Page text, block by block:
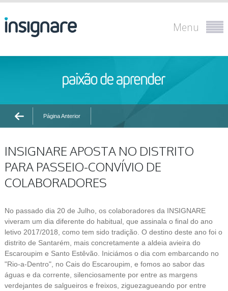
Menu
Página Anterior
INSIGNARE APOSTA NO DISTRITO
PARA PASSEIO-CONVÍVIO DE
COLABORADORES
No passado dia 20 de Julho, os colaboradores da INSIGNARE
viveram um dia diferente do habitual, que assinala o final do ano
letivo 2017/2018, como tem sido tradição. O destino deste ano foi o
distrito de Santarém, mais concretamente a aldeia avieira do
Escaroupim e Santo Estêvão. Iniciámos o dia com embarcando no
"Rio-a-Dentro", no Cais do Escaroupim, e fomos ao sabor das
águas e da corrente, silenciosamente por entre as margens
verdejantes de salgueiros e freixos, ziguezagueando por entre